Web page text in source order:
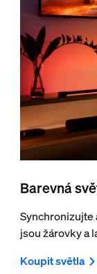
Barevná
Synchronizujte
jsou žárovky a
Koupit světla